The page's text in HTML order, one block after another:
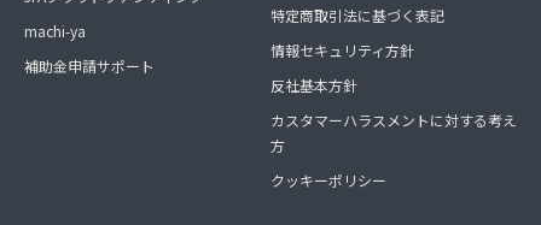
machi-ya
補助金申請サポート
特定商取引法に基づく表記
情報セキュリティ方針
反社基本方針
カスタマーハラスメントに対する考え
方
クッキーポリシー